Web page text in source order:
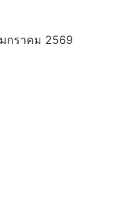
กราคม 2569